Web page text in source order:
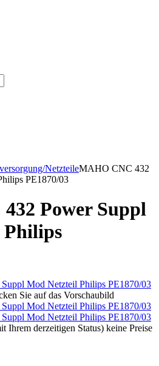
NetzteileMAHO CNC 432
PE1870/03
Power Suppl
Sie auf das Vorschaubild
Ihrem derzeitigen Status) keine Preise